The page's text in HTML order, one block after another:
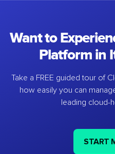
Want to
Platform in
Take a FREE guided tour of
how easily you can
leading cloud-
START